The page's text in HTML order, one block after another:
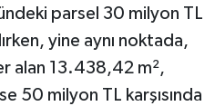
parsel 30 milyon TL
yine aynı noktada,
alan 13.438,42 m²,
50 milyon TL karşısında